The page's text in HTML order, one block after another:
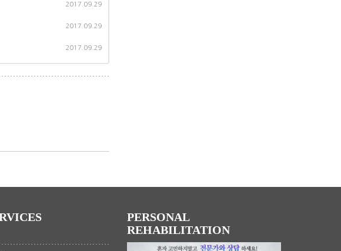
2017.09.29
2017.09.29
2017.09.29
PERSONAL
REHABILITATION